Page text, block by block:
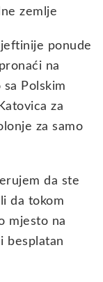
zemlje
ponude
na
Polskim
za
za samo
da ste
da tokom
mjesto na
besplatan